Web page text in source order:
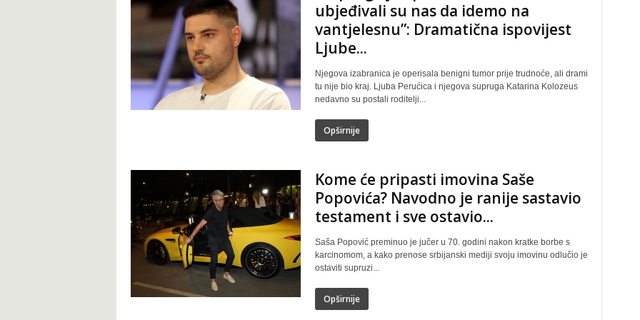
ubjeđivali su nas da idemo na
vantjelesnu”: Dramatična ispovijest
Ljube...
Njegova izabranica je operisala benigni tumor prije trudnoće, ali drami
tu nije bio kraj. Ljuba Perućica i njegova supruga Katarina Kolozeus
nedavno su postali roditelji...
Opširnije
Kome će pripasti imovina Saše
Popovića? Navodno je ranije sastavio
testament i sve ostavio...
Saša Popović preminuo je jučer u 70. godini nakon kratke borbe s
karcinomom, a kako prenose srbijanski mediji svoju imovinu odlučio je
ostaviti supruzi...
Opširnije